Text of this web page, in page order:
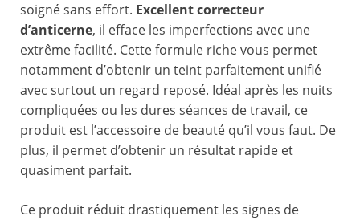
soigné sans effort. Excellent correcteur
d’anticerne, il efface les imperfections avec une
extrême facilité. Cette formule riche vous permet
notamment d’obtenir un teint parfaitement unifié
avec surtout un regard reposé. Idéal après les nuits
compliquées ou les dures séances de travail, ce
produit est l’accessoire de beauté qu’il vous faut. De
plus, il permet d’obtenir un résultat rapide et
quasiment parfait.
Ce produit réduit drastiquement les signes de